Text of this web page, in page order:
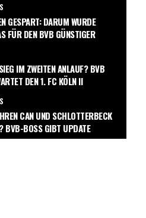
GESPART: DARUM WURDE
FÜR DEN BVB GÜNSTIGER
IM ZWEITEN ANLAUF? BVB
DEN 1. FC KÖLN II
CAN UND SCHLOTTERBECK
BVB-BOSS GIBT UPDATE